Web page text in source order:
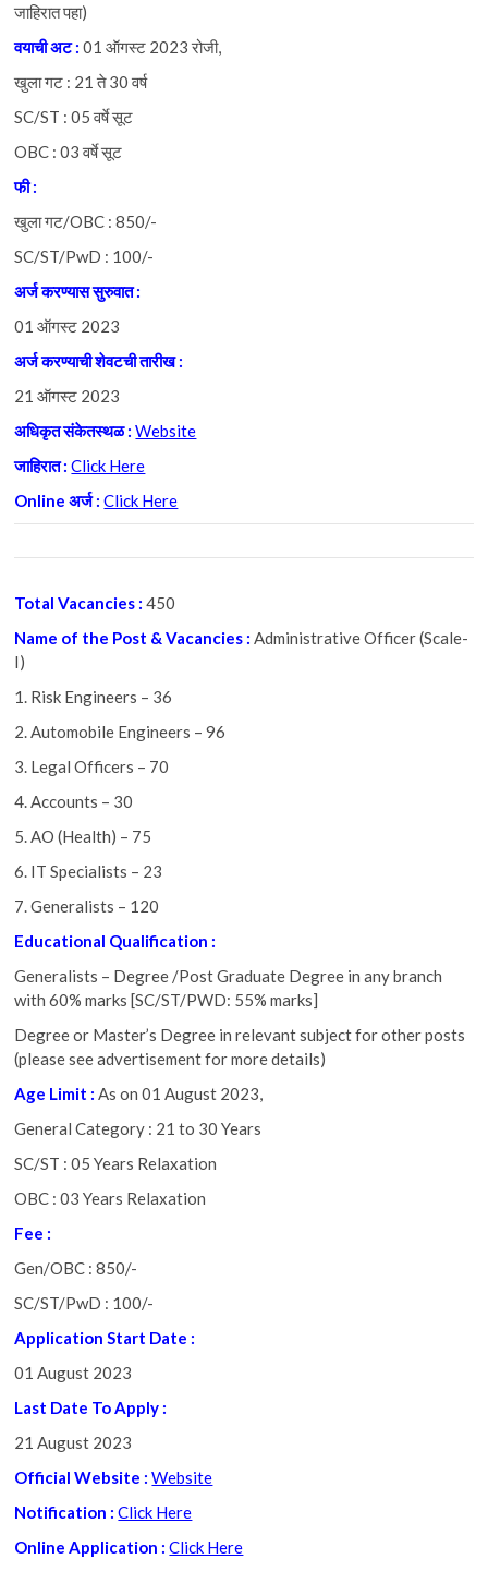
जाहिरात पहा)
वयाचीअट : 01 ऑगस्ट 2023 रोजी,
खुला गट : 21 ते 30 वर्ष
SC/ST : 05 वर्षे सूट
OBC : 03 वर्षे सूट
फी :
खुला गट/OBC : 850/-
SC/ST/PwD : 100/-
अर्ज करण्यास सुरुवात :
01 ऑगस्ट 2023
अर्जकरण्याचीशेवटचीतारीख :
21 ऑगस्ट 2023
अधिकृतसंकेतस्थळ : Website
जाहिरात : Click Here
Online अर्ज : Click Here
Total Vacancies :450
Name of the Post & Vacancies :Administrative Officer (Scale-
I)
1. Risk Engineers – 36
2. Automobile Engineers – 96
3. Legal Officers – 70
4. Accounts – 30
5. AO (Health) – 75
6. IT Specialists – 23
7. Generalists – 120
Educational Qualification :
Generalists – Degree /Post Graduate Degree in any branch
with 60% marks [SC/ST/PWD: 55% marks]
Degree or Master’s Degree in relevant subject for other posts
(please see advertisement for more details)
Age Limit : As on 01 August 2023,
General Category : 21 to 30 Years
SC/ST : 05 Years Relaxation
OBC : 03 Years Relaxation
Fee :
Gen/OBC : 850/-
SC/ST/PwD : 100/-
Application Start Date :
01 August 2023
Last Date To Apply :
21 August 2023
Official Website : Website
Notification : Click Here
Online Application : Click Here